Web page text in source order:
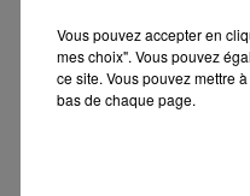
Vous pouvez accepter en
mes choix". Vous pouvez
ce site. Vous pouvez mettre
bas de chaque page.